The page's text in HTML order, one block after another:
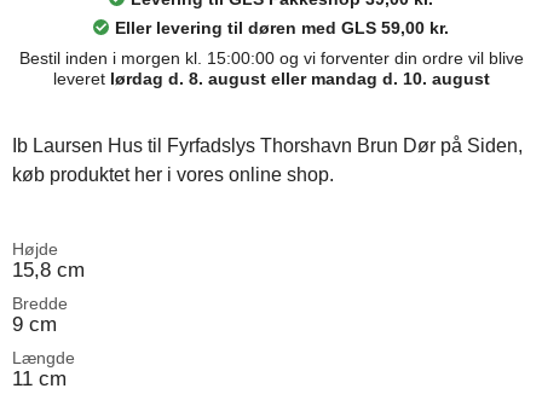
Eller levering til døren med GLS 59,00 kr.
Bestil inden i morgen kl. 15:00:00 og vi forventer din ordre vil blive
leveret lørdag d. 8. august eller mandag d. 10. august
Ib Laursen Hus til Fyrfadslys Thorshavn Brun Dør på Siden,
køb produktet her i vores online shop.
Højde
15,8 cm
Bredde
9 cm
Længde
11 cm